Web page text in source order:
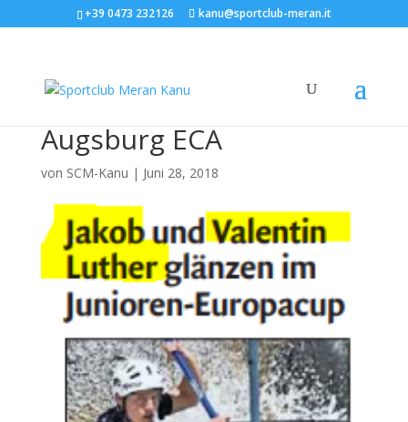
+39 0473 232126 kanu@sportclub-meran.it
Augsburg ECA
von SCM-Kanu | Juni 28, 2018